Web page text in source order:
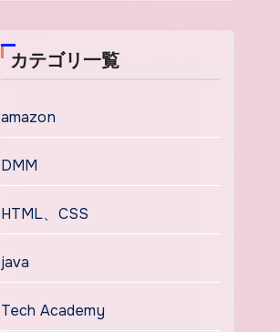
カテゴリ一覧
amazon
DMM
HTML、CSS
java
Tech Academy